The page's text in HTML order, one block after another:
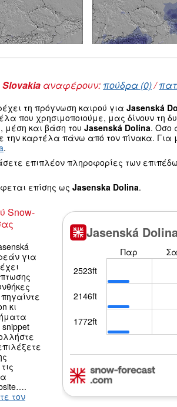
Slovakia αναφέρουν: πούδρα (0)/
τη πρόγνωση καιρού για Jasenská
που χρησιμοποιούμε, μας δίνουν τη
μέση και βάση του Jasenská Dolina. Οσο
την καρτέλα πάνω από τον πίνακα. Για
.
επιπλέον πληροφορίες των
επίσης ως Jasenska Dolina.
Snow-
για
κι
τον